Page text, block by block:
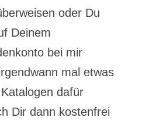
oder Du
Deinem
bei mir
mal etwas
dafür
Dir dann kostenfrei